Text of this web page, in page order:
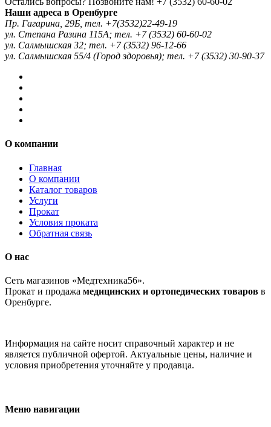
Наши адреса в Оренбурге
Пр. Гагарина, 29Б, тел. +7(3532)22-49-19
ул. Степана Разина 115А; тел. +7 (3532) 60-60-02
ул. Салмышская 32; тел. +7 (3532) 96-12-66
ул. Салмышская 55/4 (Город здоровья); тел. +7 (3532) 30-90-37
О компании
Главная
О компании
Каталог товаров
Услуги
Прокат
Условия проката
Обратная связь
О нас
Сеть магазинов «Медтехника56».
Прокат и продажа медицинских и ортопедических товаров в
Оренбурге.
Информация на сайте носит справочный характер и не
является публичной офертой. Актуальные цены, наличие и
условия приобретения уточняйте у продавца.
Меню навигации